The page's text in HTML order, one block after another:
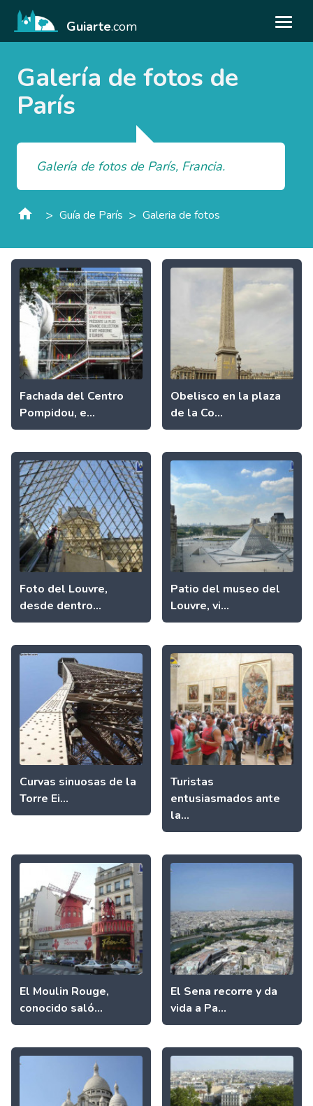
Guiarte.com
Galería de fotos de
París
Galería de fotos de París, Francia.
> Guía de París > Galeria de fotos
Fachada del Centro
Pompidou, e...
Obelisco en la plaza
de la Co...
Foto del Louvre,
desde dentro...
Patio del museo del
Louvre, vi...
Curvas sinuosas de la
Torre Ei...
Turistas
entusiasmados ante
la...
El Moulin Rouge,
conocido saló...
El Sena recorre y da
vida a Pa...